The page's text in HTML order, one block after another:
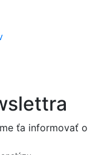
ťa informovať o